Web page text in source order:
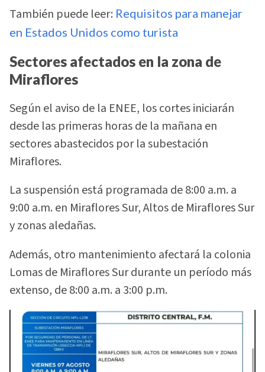
También puede leer: Requisitos para manejar
en Estados Unidos como turista
Sectores afectados en la zona de
Miraflores
Según el aviso de la ENEE, los cortes iniciarán
desde las primeras horas de la mañana en
sectores abastecidos por la subestación
Miraflores.
La suspensión está programada de 8:00 a.m. a
9:00 a.m. en Miraflores Sur, Altos de Miraflores Sur
y zonas aledañas.
Además, otro mantenimiento afectará la colonia
Lomas de Miraflores Sur durante un período más
extenso, de 8:00 a.m. a 3:00 p.m.